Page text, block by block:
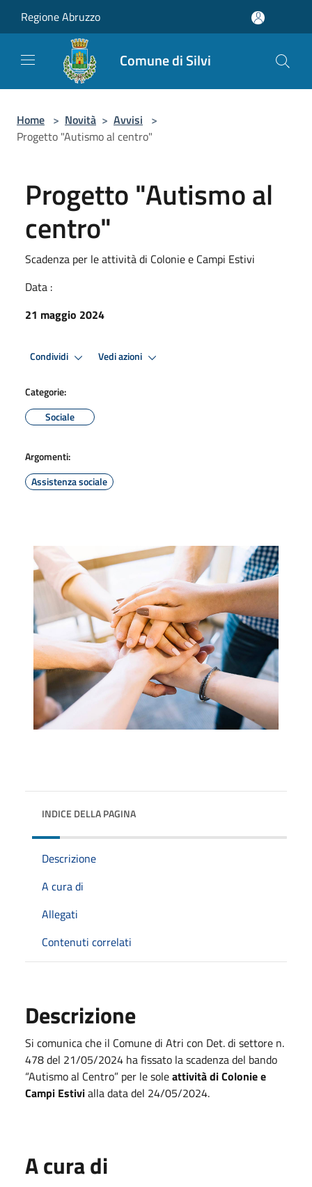
Regione Abruzzo
Comune di Silvi
Home > Novità > Avvisi >
Progetto "Autismo al centro"
Progetto "Autismo al
centro"
Scadenza per le attività di Colonie e Campi Estivi
Data :
21 maggio 2024
Condividi Vedi azioni
Categorie:
Sociale
Argomenti:
Assistenza sociale
INDICE DELLA PAGINA
Descrizione
A cura di
Allegati
Contenuti correlati
Descrizione
Si comunica che il Comune di Atri con Det. di settore n.
478 del 21/05/2024 ha fissato la scadenza del bando
“Autismo al Centro” per le soleattività di Colonie e
Campi Estivialla data del 24/05/2024.
A cura di